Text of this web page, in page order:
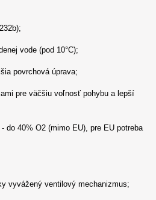
vode (pod 10°C);
povrchová úprava;
pre väčšiu voľnosť pohybu a lepší
do 40% O2 (mimo EU), pre EU potreba
vyvážený ventilový mechanizmus;